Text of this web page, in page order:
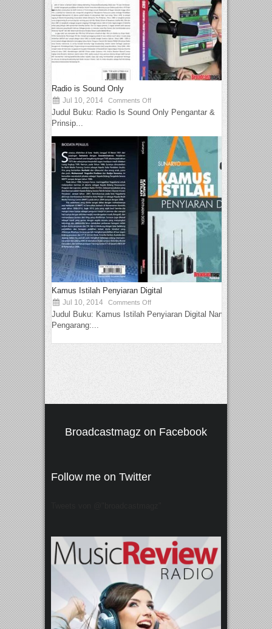
Radio is Sound Only
Jul 10, 2014 Comments Off
Judul Buku: Radio Is Sound Only Pengantar &
Prinsip...
Kamus Istilah Penyiaran Digital
Jul 10, 2014 Comments Off
Judul Buku: Kamus Istilah Penyiaran Digital Nama
Pengarang:...
Broadcastmagz on Facebook
Follow me on Twitter